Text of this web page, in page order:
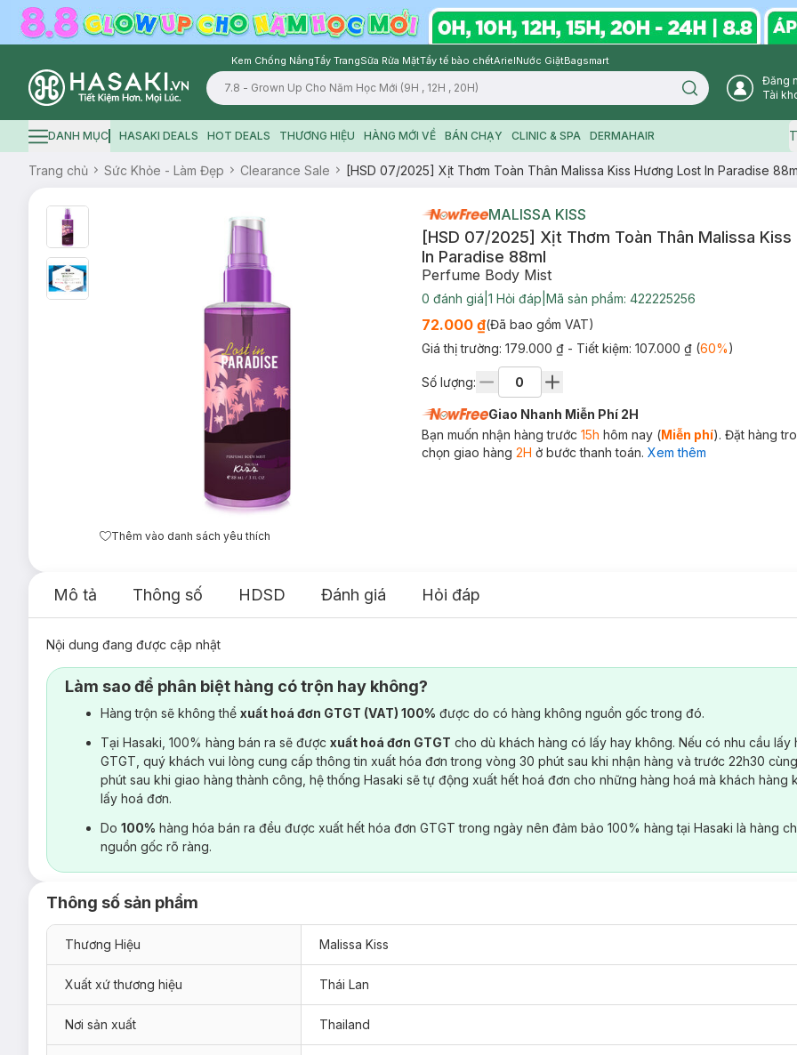
Kem Chống NắngTẩy TrangSữa Rửa MặtTẩy tế bào chếtArielNước GiặtBagsmart
Logo
Search icon
Đăng
Tài
Hamburger icon
DANH MỤC HASAKI DEALS HOT DEALS THƯƠNG HIỆU HÀNG MỚI VỀ BÁN CHẠY CLINIC & SPA DERMAHAIR
Trang chủ Sức Khỏe - Làm Đẹp Clearance Sale [HSD 07/2025] Xịt Thơm Toàn Thân Malissa Kiss Hương Lost In Paradise
Thêm vào danh sách yêu thích
MALISSA KISS
[HSD 07/2025] Xịt Thơm Toàn Thân Malissa Kiss
In Paradise 88ml
Perfume Body Mist
0 đánh giá 1 Hỏi đáp Mã sản phẩm: 422225256
72.000 ₫(Đã bao gồm VAT)
Giá thị trường: 179.000 ₫ - Tiết kiệm: 107.000 ₫(60%)
Số lượng:
Giao Nhanh Miễn Phí 2H
Bạn muốn nhận hàng trước 15h hôm nay (Miễn phí). Đặt hàng
chọn giao hàng 2H ở bước thanh toán. Xem thêm
Mô tả Thông số HDSD Đánh giá Hỏi đáp
Nội dung đang được cập nhật
Làm sao để phân biệt hàng có trộn hay không?
Hàng trộn sẽ không thể xuất hoá đơn GTGT (VAT) 100% được do có hàng không nguồn gốc trong đó.
Tại Hasaki, 100% hàng bán ra sẽ được xuất hoá đơn GTGT cho dù khách hàng có lấy hay không. Nếu có nhu cầu lấy
GTGT, quý khách vui lòng cung cấp thông tin xuất hóa đơn trong vòng 30 phút sau khi nhận hàng và trước 22h30
phút sau khi giao hàng thành công, hệ thống Hasaki sẽ tự động xuất hết hoá đơn cho những hàng hoá mà khách hàng
lấy hoá đơn.
Do 100% hàng hóa bán ra đều được xuất hết hóa đơn GTGT trong ngày nên đảm bảo 100% hàng tại Hasaki là hàng
nguồn gốc rõ ràng.
Thông số sản phẩm
Thương Hiệu Malissa Kiss
Xuất xứ thương hiệu Thái Lan
Nơi sản xuất Thailand